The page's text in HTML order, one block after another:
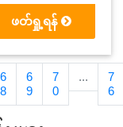
ဖတ်ရှု့ရန်
6
8
6
9
7
0
...
7
6